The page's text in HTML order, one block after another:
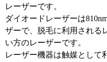
レーザーです。
ダイオードレーザーは
ザーで、脱毛に利用される
い方のレーザーです。
レーザー機器は触媒として